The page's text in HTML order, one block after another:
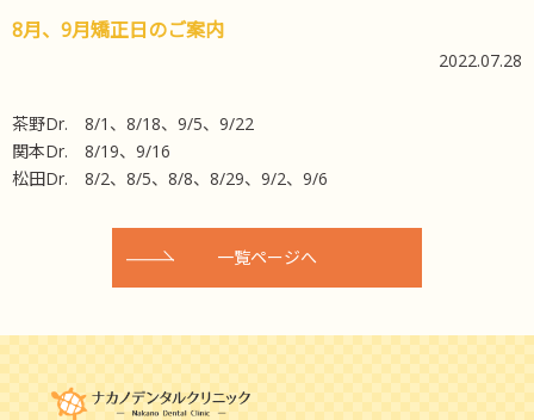
8月、9月矯正日のご案内
2022.07.28
茶野Dr. 8/1、8/18、9/5、9/22
関本Dr. 8/19、9/16
松田Dr. 8/2、8/5、8/8、8/29、9/2、9/6
一覧ページへ